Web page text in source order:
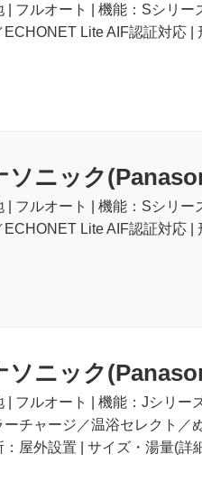
| フルオート | 機能：Sシリ
ECHONET Lite AIF認証対応 |
ソニック
| フルオート | 機能：Sシリ
ECHONET Lite AIF認証対応 |
ソニック
| フルオート | 機能：Jシリ
ーチャージ／温浴セレクト／
屋外設置 | サイズ・湯量(詳